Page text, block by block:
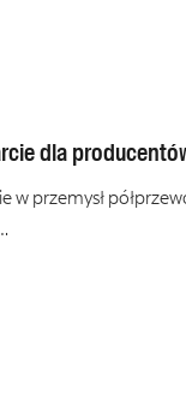
dla
przemysł